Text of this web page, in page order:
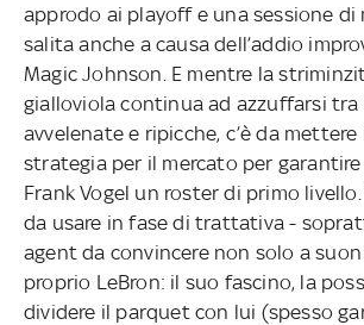
approdo ai playoff e una sessione di
salita anche a causa dell’addio
Magic Johnson. E mentre la
gialloviola continua ad azzuffarsi tra
avvelenate e ripicche, c’è da
strategia per il mercato per
Frank Vogel un roster di primo
da usare in fase di trattativa -
agent da convincere non solo a
proprio LeBron: il suo fascino, la
dividere il parquet con lui (spesso